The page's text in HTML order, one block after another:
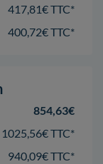
417,81€ TTC*
400,72€ TTC*
854,63€
1025,56€ TTC*
940,09€ TTC*